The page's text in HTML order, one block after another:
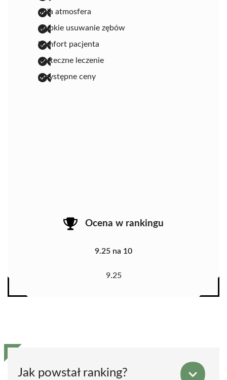
miła atmosfera
szybkie usuwanie zębów
komfort pacjenta
skuteczne leczenie
przystępne ceny
Ocena w rankingu
9.25 na 10
9.25
Jak powstał ranking?